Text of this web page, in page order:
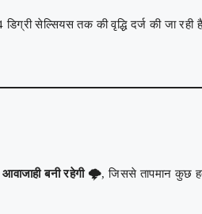
सेल्सियस तक की वृद्धि दर्ज की जा
आवाजाही बनी रहेगी 🌩️, जिससे तापमान कुछ